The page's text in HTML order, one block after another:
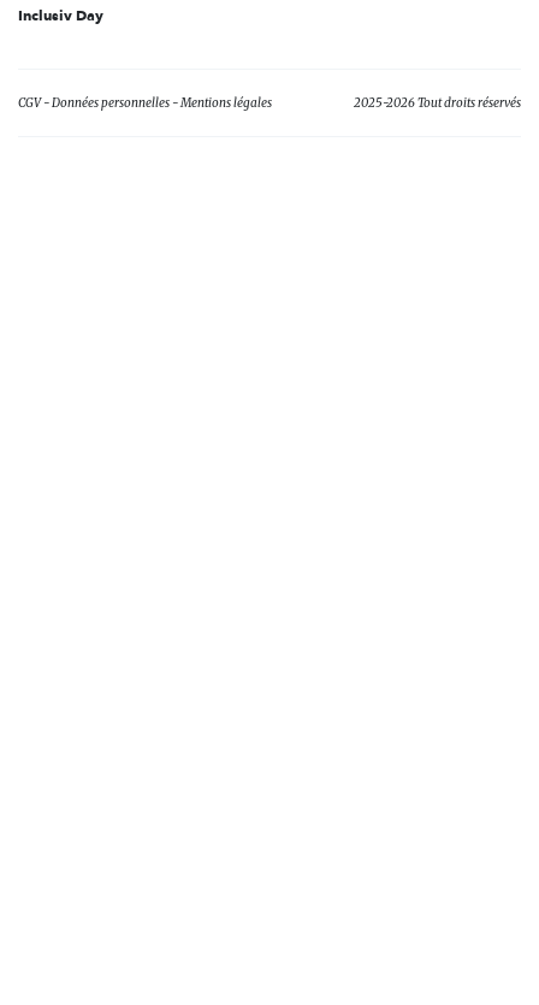
Inclusiv Day
CGV Données personnelles Mentions légales 2025-2026 Tout droits réservés